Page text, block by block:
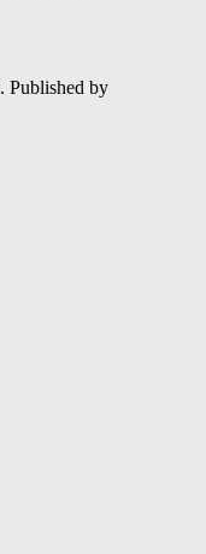
Published by